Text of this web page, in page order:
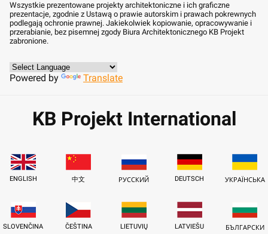
Wszystkie prezentowane projekty architektoniczne i ich graficzne
prezentacje, zgodnie z Ustawą o prawie autorskim i prawach pokrewnych
podlegają ochronie prawnej. Jakiekolwiek kopiowanie, opracowywanie i
przerabianie, bez pisemnej zgody Biura Architektonicznego KB Projekt
zabronione.
Powered by Translate
KB Projekt International
ENGLISH 中文 РУССКИЙ DEUTSCH УКРАЇНСЬКА
SLOVENČINA ČEŠTINA LIETUVIŲ LATVIEŠU БЪЛГАРСКИ